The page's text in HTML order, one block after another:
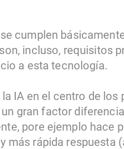
cumplen
incluso, requisitos
a esta tecnología.
IA en el centro de los
gran factor
pore ejemplo hace
más rápida respuesta